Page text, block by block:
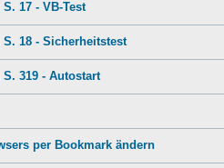
17 - VB-Test
S. 18 - Sicherheitstest
S. 319 - Autostart
per Bookmark ändern